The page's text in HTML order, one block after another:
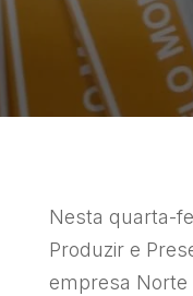
Nesta quarta-
Produzir e
empresa Norte